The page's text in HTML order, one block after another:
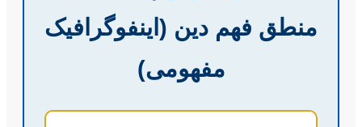
منطق فهم دین (اینفوگرافیک
مفهومی)